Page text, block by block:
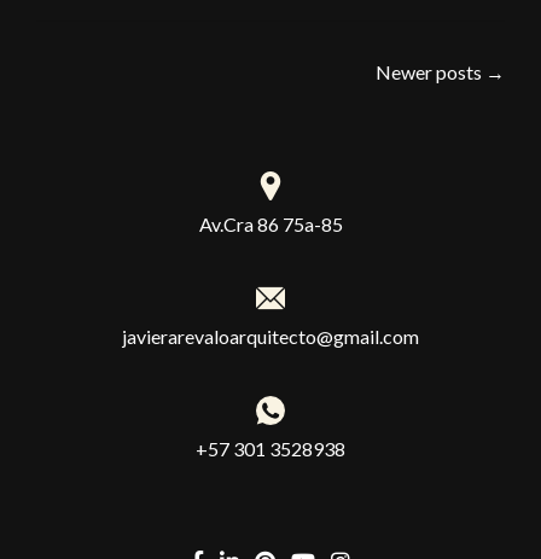
Newer posts →
Av.Cra 86 75a-85
javierarevaloarquitecto@gmail.com
+57 301 3528938